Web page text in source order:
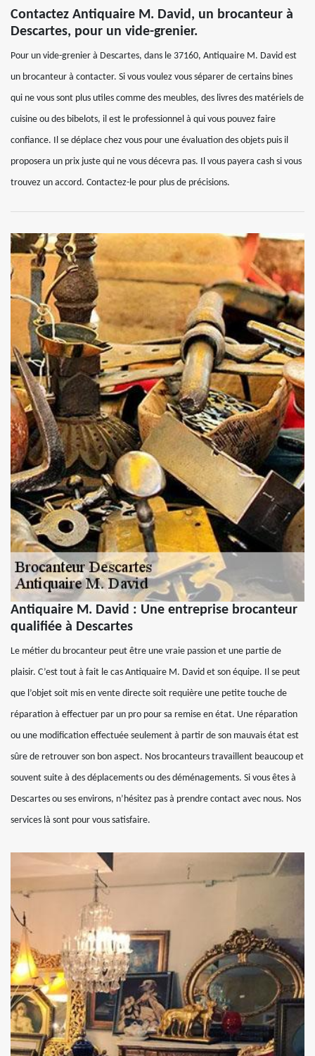
Contactez Antiquaire M. David, un brocanteur à
Descartes, pour un vide-grenier.
Pour un vide-grenier à Descartes, dans le 37160, Antiquaire M. David est
un brocanteur à contacter. Si vous voulez vous séparer de certains bines
qui ne vous sont plus utiles comme des meubles, des livres des matériels de
cuisine ou des bibelots, il est le professionnel à qui vous pouvez faire
confiance. Il se déplace chez vous pour une évaluation des objets puis il
proposera un prix juste qui ne vous décevra pas. Il vous payera cash si vous
trouvez un accord. Contactez-le pour plus de précisions.
Antiquaire M. David : Une entreprise brocanteur
qualifiée à Descartes
Le métier du brocanteur peut être une vraie passion et une partie de
plaisir. C’est tout à fait le cas Antiquaire M. David et son équipe. Il se peut
que l’objet soit mis en vente directe soit requière une petite touche de
réparation à effectuer par un pro pour sa remise en état. Une réparation
ou une modification effectuée seulement à partir de son mauvais état est
sûre de retrouver son bon aspect. Nos brocanteurs travaillent beaucoup et
souvent suite à des déplacements ou des déménagements. Si vous êtes à
Descartes ou ses environs, n’hésitez pas à prendre contact avec nous. Nos
services là sont pour vous satisfaire.